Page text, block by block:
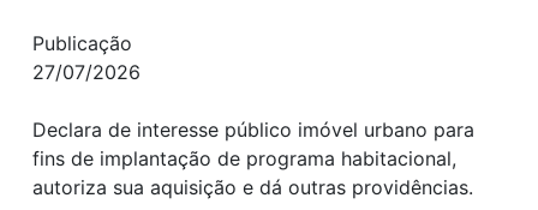
Publicação
27/07/2026
Declara de interesse público imóvel urbano para
fins de implantação de programa habitacional,
autoriza sua aquisição e dá outras providências.